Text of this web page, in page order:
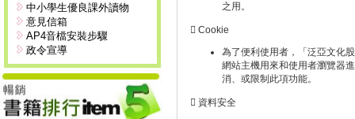
中小學生優良課外讀物
意見信箱
AP4音檔安裝步驟
政令宣導
之用。
 Cookie
為了便利使用者，「泛亞文化
網站主機用來和使用者瀏覽器
消、或限制此項功能。
 資料安全